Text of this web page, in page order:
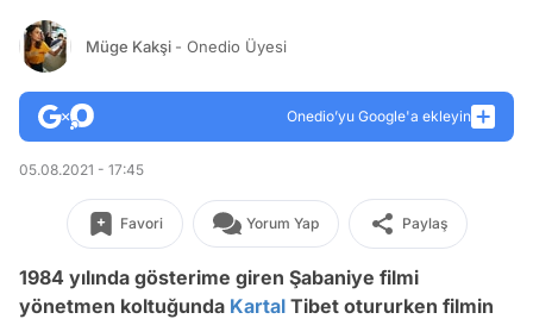
Müge Kakşi - Onedio Üyesi
Onedio’yu Google'a ekleyin
05.08.2021 - 17:45
Favori Yorum Yap Paylaş
1984 yılında gösterime giren Şabaniye filmi
yönetmen koltuğunda Kartal Tibet otururken filmin